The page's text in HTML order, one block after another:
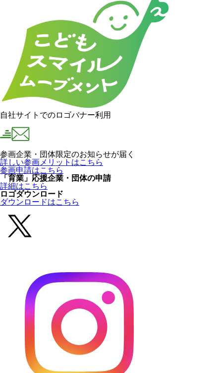
自社サイトでのロゴバナー利用
参画企業・団体限定のお知らせが届く
詳しい参画メリットはこちら
参画申請はこちら
「育業」応援企業・団体の申請
詳細はこちら
ロゴダウンロード
ダウンロードはこちら